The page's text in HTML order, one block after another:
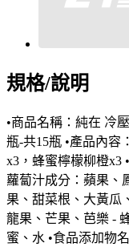
規格/說明
•商品名稱：純在 冷
瓶-共15瓶 •產品內容
x3，蜂蜜檸檬柳橙x3
蘿蔔汁成分：蘋果、
果、甜菜根、大黃瓜
龍果、芒果、芭樂 -
蜜、水 •食品添加物